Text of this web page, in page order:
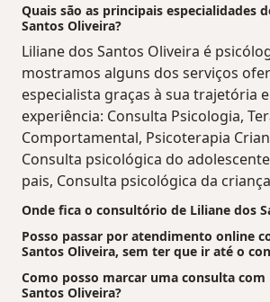
Quais são as principais especialidades
Santos Oliveira?
Liliane dos Santos Oliveira é
mostramos alguns dos serviços
especialista graças à sua trajetória
experiência: Consulta Psicologia,
Comportamental, Psicoterapia
Consulta psicológica do
pais, Consulta psicológica da
Onde fica o consultório de Liliane dos
Posso passar por atendimento online
Santos Oliveira, sem ter que ir até o
Como posso marcar uma consulta com
Santos Oliveira?